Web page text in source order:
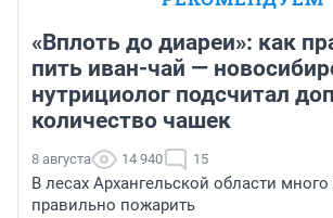
«Вплоть до диареи»: как
пить иван-чай —
нутрициолог подсчитал
количество чашек
8 августа 14 940 15
В лесах Архангельской области
правильно пожарить